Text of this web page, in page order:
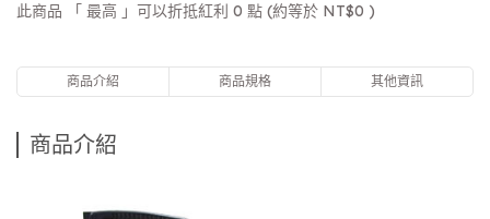
此商品 「 最高 」可以折抵紅利 0 點 (約等於 NT$0 )
商品介紹 商品規格 其他資訊
商品介紹